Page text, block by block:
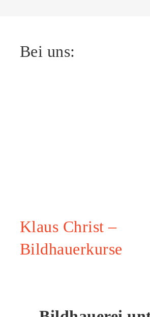
Bei uns:
Klaus Christ –
Bildhauerkurse